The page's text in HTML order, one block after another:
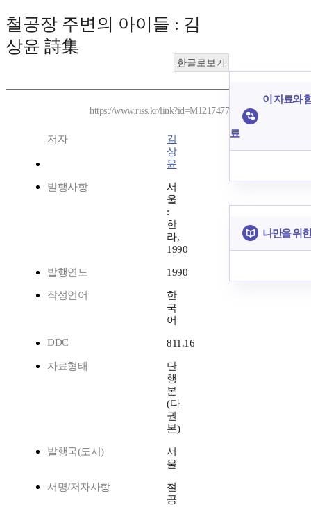
철공장 주변의 아이들 : 김
상윤 詩集
한글로보기
https://www.riss.kr/link?id=M1217477
저자
김
상
윤
발행사항
서
울
:
한
라,
1990
발행연도 1990
작성언어
한
국
어
DDC
811.16
자료형태
단
행
본
(다
권
본)
발행국(도시)
서
울
서명/저자사항
철
공
이 자료와
료
나만을 위